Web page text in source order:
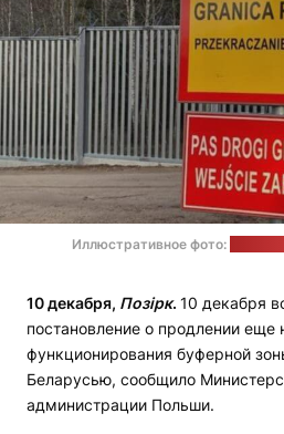
Иллюстративное фото:
10 декабря, Позірк. 10 декабря
постановление о продлении еще
функционирования буферной
Беларусью, сообщило
администрации Польши.